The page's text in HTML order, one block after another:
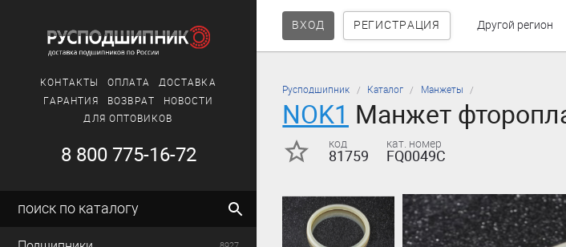
ВХОД РЕГИСТРАЦИЯ Другой регион
КОНТАКТЫ ОПЛАТА
ДОСТАВКА
ГАРАНТИЯ
ВОЗВРАТ
НОВОСТИ
ДЛЯ ОПТОВИКОВ
8 800 775-16-72
поиск по каталогу
Русподшипник Каталог Манжеты
NOK1 Манжет
код
81759
кат. номер
FQ0049C